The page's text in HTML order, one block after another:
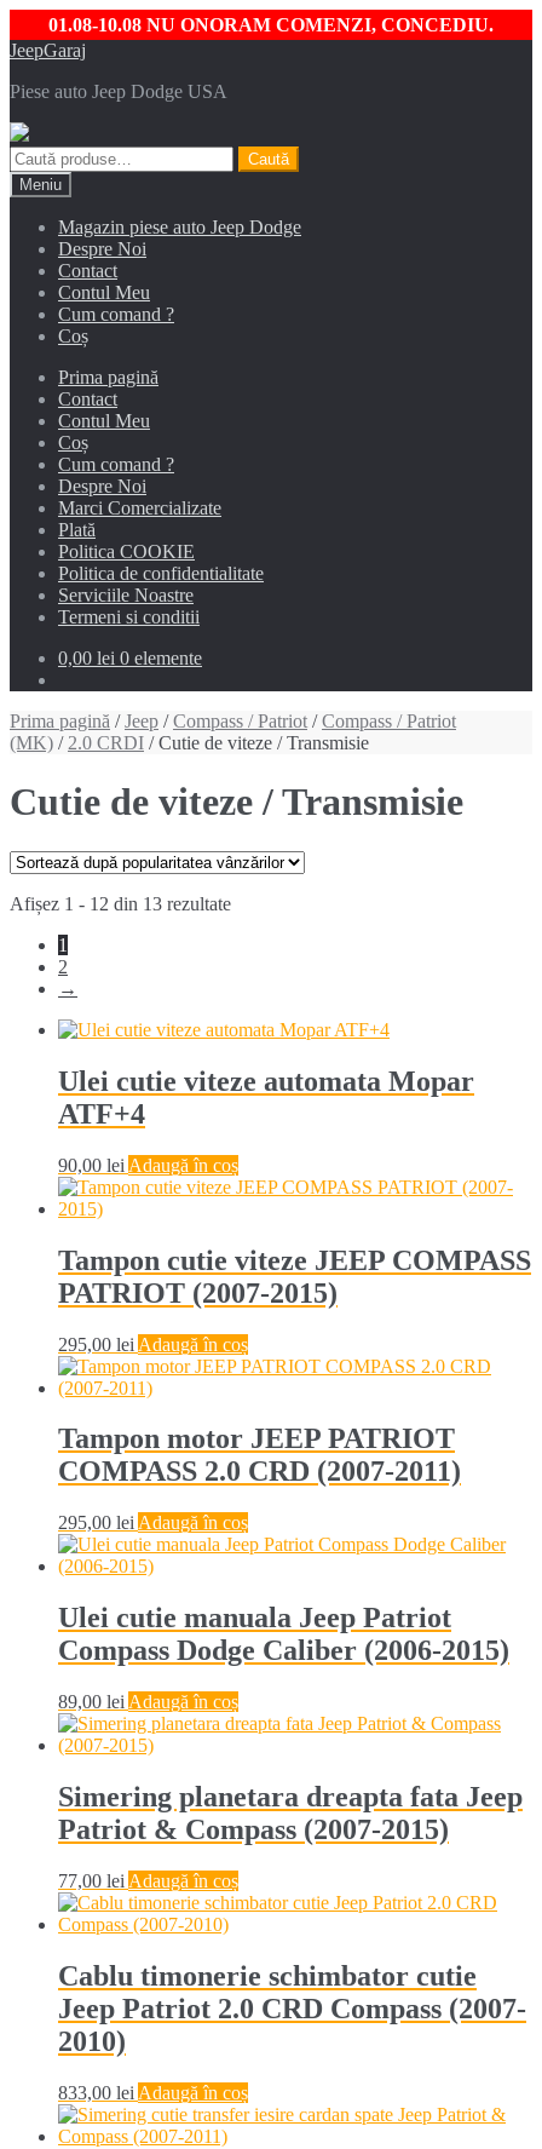
01.08-10.08 NU ONORAM COMENZI, CONCEDIU.
Sari
navigare
Sari
conținut
JeepGaraj
Piese auto Jeep Dodge USA
Caută
după:
Caută
Meniu
Magazin piese auto Jeep Dodge
Despre Noi
Contact
Contul Meu
Cum comand ?
Coș
Prima pagină
Contact
Contul Meu
Coș
Cum comand ?
Despre Noi
Marci Comercializate
Plată
Politica COOKIE
Politica de confidentialitate
Serviciile Noastre
Termeni si conditii
0,00 lei 0 elemente
Prima pagină /Jeep /Compass / Patriot /Compass / Patriot
(MK) / 2.0 CRDI / Cutie de viteze / Transmisie
Cutie de viteze / Transmisie
Afișez 1 - 12 din 13 rezultateSortat
1
2
→
Ulei cutie viteze automata Mopar
ATF+4
90,00 lei Adaugă în coș
Tampon cutie viteze JEEP COMPASS
PATRIOT (2007-2015)
295,00 lei Adaugă în coș
Tampon motor JEEP PATRIOT
COMPASS 2.0 CRD (2007-2011)
295,00 lei Adaugă în coș
Ulei cutie manuala Jeep Patriot
Compass Dodge Caliber (2006-2015)
89,00 lei Adaugă în coș
Simering planetara dreapta fata Jeep
Patriot & Compass (2007-2015)
77,00 lei Adaugă în coș
Cablu timonerie schimbator cutie
Jeep Patriot 2.0 CRD Compass (2007-
2010)
833,00 lei Adaugă în coș